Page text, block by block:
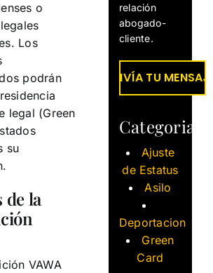
o
Los
podrán
legal (Green
su
de la
VAWA
relación
abogado-
cliente.
Categorias
Ajuste
de Estatus
Asilo
Deportacion
Green
Card